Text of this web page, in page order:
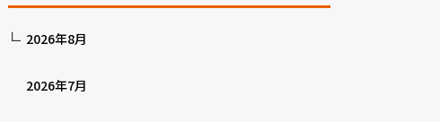
2026年8月
2026年7月